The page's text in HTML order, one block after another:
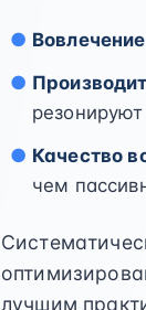
Качество
чем
лучшим